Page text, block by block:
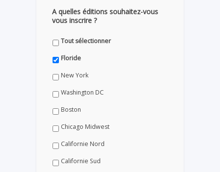
A quelles éditions souhaitez-vous
vous inscrire ?
Tout sélectionner
Floride
New York
Washington DC
Boston
Chicago Midwest
Californie Nord
Californie Sud